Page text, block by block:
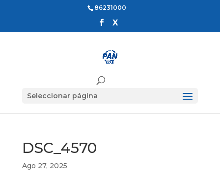
86231000
Seleccionar página
DSC_4570
Ago 27, 2025